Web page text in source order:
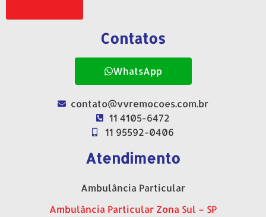
Contatos
WhatsApp
contato@vvremocoes.com.br
11 4105-6472
11 95592-0406
Atendimento
Ambulância Particular
Ambulância Particular Zona Sul – SP